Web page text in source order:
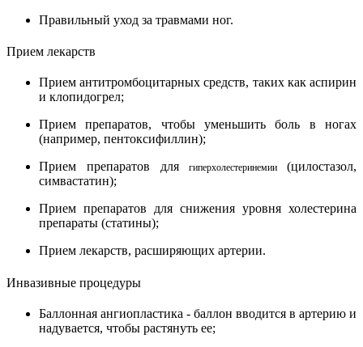
Правильный уход за травмами ног.
Прием лекарств
Прием антитромбоцитарных средств, таких как аспирин
и клопидогрел;
Прием препаратов, чтобы уменьшить боль в ногах
(например, пентоксифиллин);
Прием препаратов длягиперхолестеринемии (цилостазол,
симвастатин);
Прием препаратов для снижения уровня холестерина
препараты (статины);
Прием лекарств, расширяющих артерии.
Инвазивные процедуры
Баллонная ангиопластика - баллон вводится в артерию и
надувается, чтобы растянуть ее;